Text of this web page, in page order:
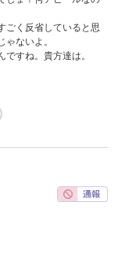
ごく反省していると思
ないよ。
すね。貴方達は。